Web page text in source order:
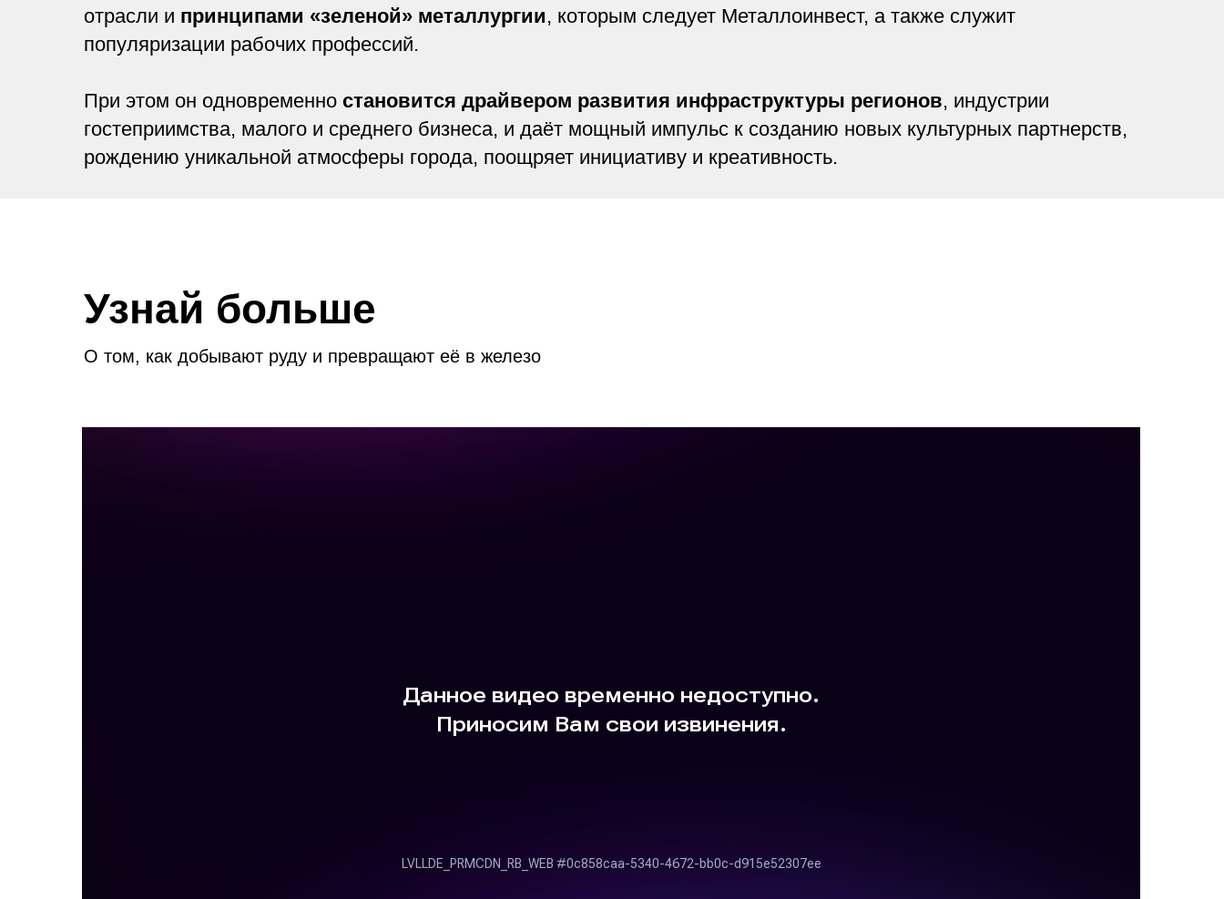
отрасли и принципами «зеленой» металлургии, которым следует Металлоинвест, а также служит
популяризации рабочих профессий.
При этом он одновременно становится драйвером развития инфраструктуры регионов, индустрии
гостеприимства, малого и среднего бизнеса, и даёт мощный импульс к созданию новых культурных партнерств,
рождению уникальной атмосферы города, поощряет инициативу и креативность.
Узнай больше
О том, как добывают руду и превращают её в железо